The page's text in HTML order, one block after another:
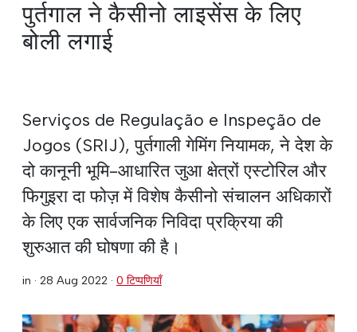
पुर्तगाल ने कैसीनो लाइसेंस के लिए
बोली लगाई
Serviços de Regulação e Inspeção de
Jogos (SRIJ), पुर्तगाली गेमिंग नियामक, ने देश के
दो कानूनी भूमि-आधारित जुआ क्षेत्रों एस्टोरिल और
फिगुइरा दा फोज़ में विशेष कैसीनो संचालन अधिकारों
के लिए एक सार्वजनिक निविदा प्रक्रिया की
शुरुआत की घोषणा की है।
in · 28 Aug 2022 · 0 टिप्पणियाँ